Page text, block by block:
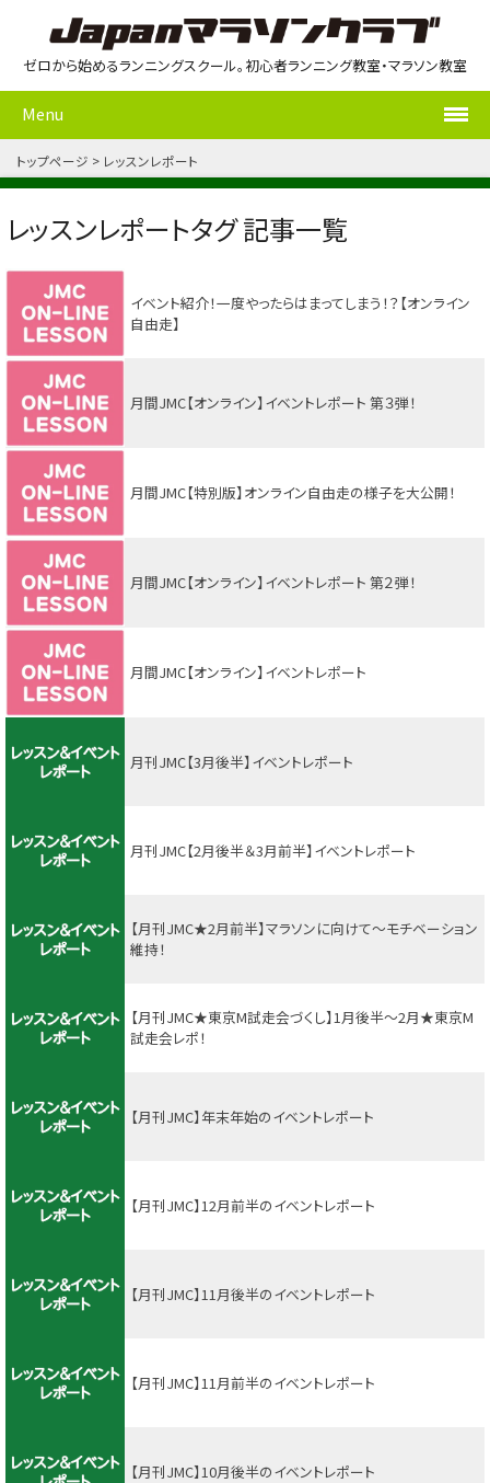
ゼロから始めるランニングスクール。初心者ランニング教室・マラソン教室
Menu
トップページ レッスンレポート
レッスンレポートタグ 記事一覧
イベント紹介！一度やったらはまってしまう！？【オンライン
自由走】
月間JMC【オンライン】イベントレポート 第３弾！
月間JMC【特別版】オンライン自由走の様子を大公開！
月間JMC【オンライン】イベントレポート 第２弾！
月間JMC【オンライン】イベントレポート
月刊JMC【3月後半】イベントレポート
月刊JMC【2月後半＆3月前半】イベントレポート
【月刊JMC★2月前半】マラソンに向けて～モチベーション
維持！
【月刊JMC★東京M試走会づくし】1月後半～2月★東京M
試走会レポ！
【月刊JMC】年末年始のイベントレポート
【月刊JMC】12月前半のイベントレポート
【月刊JMC】11月後半のイベントレポート
【月刊JMC】11月前半のイベントレポート
【月刊JMC】10月後半のイベントレポート